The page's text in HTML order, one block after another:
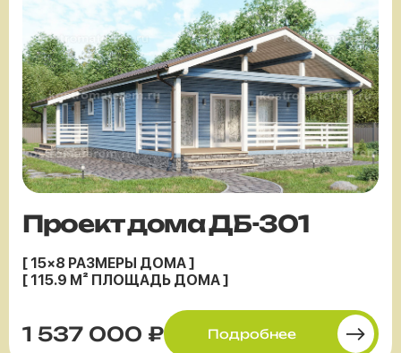
Проект дома ДБ-301
[ 15×8 РАЗМЕРЫ ДОМА ]
[ 115.9 М² ПЛОЩАДЬ ДОМА ]
1 537 000 ₽ Подробнее